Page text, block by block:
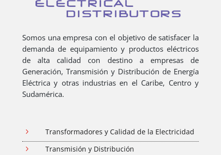
Somos una empresa con el objetivo de satisfacer la
demanda de equipamiento y productos eléctricos
de alta calidad con destino a empresas de
Generación, Transmisión y Distribución de Energía
Eléctrica y otras industrias en el Caribe, Centro y
Sudamérica.
5 Transformadores y Calidad de la Electricidad
5 Transmisión y Distribución